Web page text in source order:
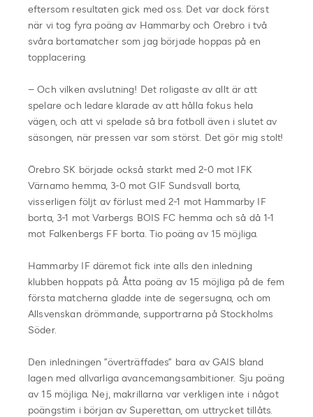
eftersom resultaten gick med oss. Det var dock först
när vi tog fyra poäng av Hammarby och Örebro i två
svåra bortamatcher som jag började hoppas på en
topplacering.
– Och vilken avslutning! Det roligaste av allt är att
spelare och ledare klarade av att hålla fokus hela
vägen, och att vi spelade så bra fotboll även i slutet av
säsongen, när pressen var som störst. Det gör mig stolt!
Örebro SK började också starkt med 2-0 mot IFK
Värnamo hemma, 3-0 mot GIF Sundsvall borta,
visserligen följt av förlust med 2-1 mot Hammarby IF
borta, 3-1 mot Varbergs BOIS FC hemma och så då 1-1
mot Falkenbergs FF borta. Tio poäng av 15 möjliga.
Hammarby IF däremot fick inte alls den inledning
klubben hoppats på. Åtta poäng av 15 möjliga på de fem
första matcherna gladde inte de segersugna, och om
Allsvenskan drömmande, supportrarna på Stockholms
Söder.
Den inledningen ”överträffades” bara av GAIS bland
lagen med allvarliga avancemangsambitioner. Sju poäng
av 15 möjliga. Nej, makrillarna var verkligen inte i något
poängstim i början av Superettan, om uttrycket tillåts.